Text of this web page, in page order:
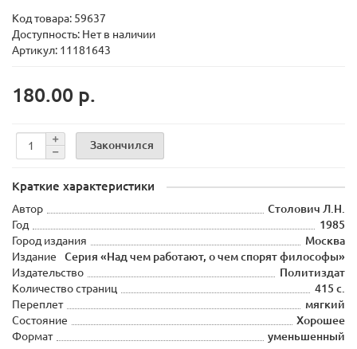
Код товара: 59637
Доступность: Нет в наличии
Артикул: 11181643
180.00 р.
Закончился
Краткие характеристики
Автор
Столович Л.Н.
Год
1985
Город издания
Москва
Издание
Серия «Над чем работают, о чем спорят философы»
Издательство
Политиздат
Количество страниц
415 с.
Переплет
мягкий
Состояние
Хорошее
Формат
уменьшенный